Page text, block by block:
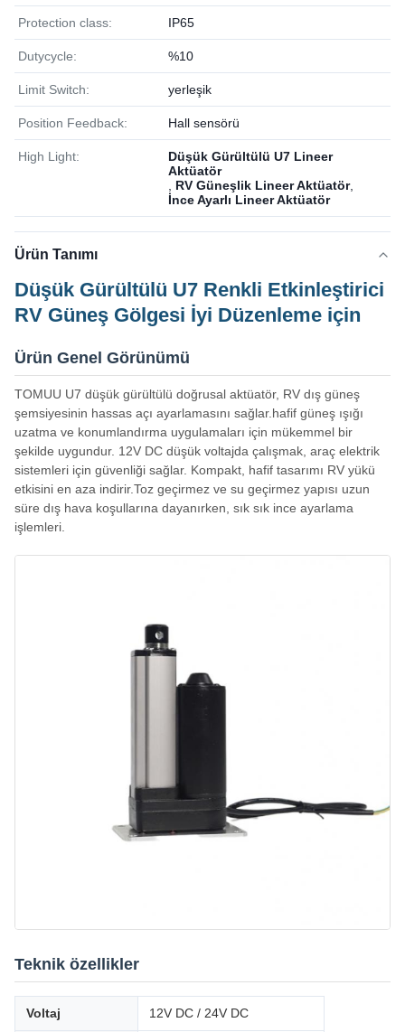
Protection class: IP65
Dutycycle: %10
Limit Switch: yerleşik
Position Feedback: Hall sensörü
High Light:
Düşük Gürültülü U7 Lineer
Aktüatör
RV Güneşlik Lineer Aktüatör,
İnce Ayarlı Lineer Aktüatör
Ürün Tanımı
Düşük Gürültülü U7 Renkli Etkinleştirici
RV Güneş Gölgesi İyi Düzenleme için
Ürün Genel Görünümü
TOMUU U7 düşük gürültülü doğrusal aktüatör, RV dış güneş
şemsiyesinin hassas açı ayarlamasını sağlar.hafif güneş ışığı
uzatma ve konumlandırma uygulamaları için mükemmel bir
şekilde uygundur. 12V DC düşük voltajda çalışmak, araç elektrik
sistemleri için güvenliği sağlar. Kompakt, hafif tasarımı RV yükü
etkisini en aza indirir.Toz geçirmez ve su geçirmez yapısı uzun
süre dış hava koşullarına dayanırken, sık sık ince ayarlama
işlemleri.
Teknik özellikler
Voltaj 12V DC / 24V DC